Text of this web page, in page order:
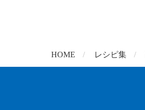
HOME レシピ集